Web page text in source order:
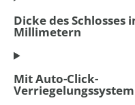
Dicke des Schlosses
Millimetern
Mit Auto-Click-
Verriegelungssystem